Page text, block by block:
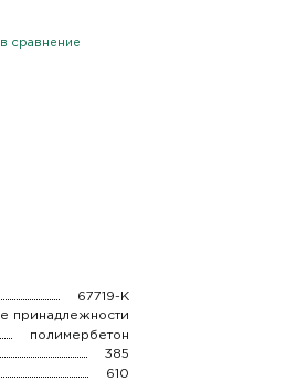
сравнение
67719-К
принадлежности
полимербетон
385
610